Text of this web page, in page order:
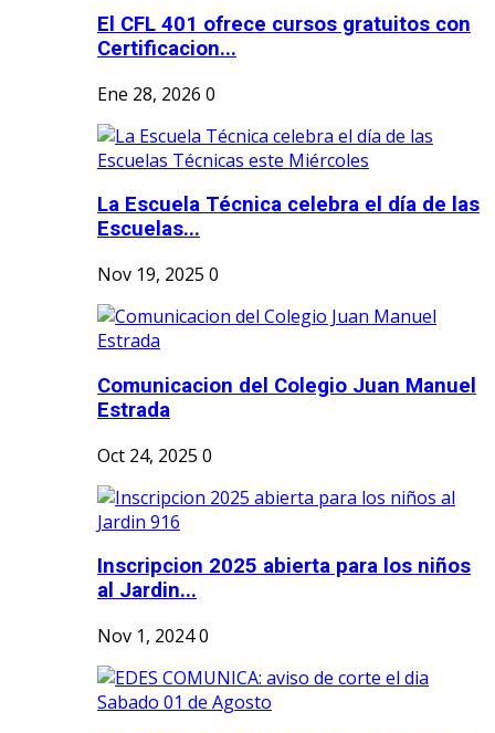
El CFL 401 ofrece cursos gratuitos con
Certificacion...
Ene 28, 2026 0
La Escuela Técnica celebra el día de las
Escuelas...
Nov 19, 2025 0
Comunicacion del Colegio Juan Manuel
Estrada
Oct 24, 2025 0
Inscripcion 2025 abierta para los niños
al Jardin...
Nov 1, 20240